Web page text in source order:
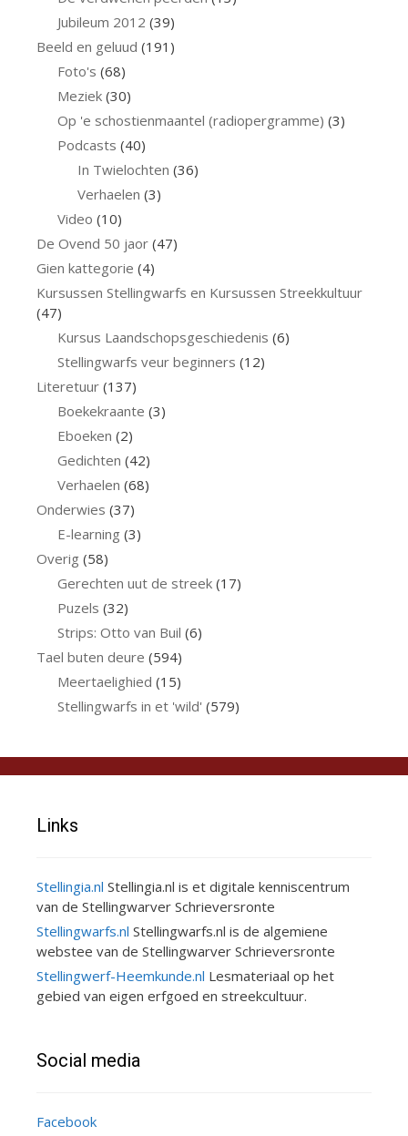
Jubileum 2012 (39)
Beeld en geluud (191)
Foto's (68)
Meziek(30)
Op 'e schostienmaantel (radiopergramme) (3)
Podcasts (40)
In Twielochten (36)
Verhaelen (3)
Video (10)
De Ovend 50 jaor (47)
Gien kattegorie (4)
Kursussen Stellingwarfs en Kursussen Streekkultuur
(47)
Kursus Laandschopsgeschiedenis (6)
Stellingwarfs veur beginners (12)
Literetuur (137)
Boekekraante (3)
Eboeken (2)
Gedichten (42)
Verhaelen (68)
Onderwies (37)
E-learning (3)
Overig (58)
Gerechten uut de streek(17)
Puzels (32)
Strips: Otto van Buil (6)
Tael buten deure (594)
Meertaelighied (15)
Stellingwarfs in et 'wild' (579)
Links
Stellingia.nl Stellingia.nl is et digitale kenniscentrum
van de Stellingwarver Schrieversronte
Stellingwarfs.nl Stellingwarfs.nl is de algemiene
webstee van de Stellingwarver Schrieversronte
Stellingwerf-Heemkunde.nl Lesmateriaal op het
gebied van eigen erfgoed en streekcultuur.
Social media
Facebook